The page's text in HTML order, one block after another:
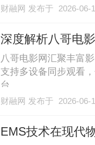
SAL、海运水陆路业
地快递企业，而是依
财融网 发布于 2026-
深度解析八哥电
八哥电影网汇聚丰富
支持多设备同步观看
台。......
财融网 发布于 2026-
EMS技术在现代